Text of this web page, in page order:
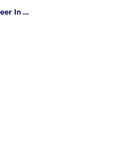
Software Development Engineer In Test